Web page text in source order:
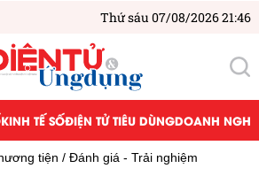
Thứ sáu 07/08/2026 21:46
KINH TẾ SỐĐIỆN TỬ TIÊU DÙNGDOANH
tiện Đánh giá - Trải nghiệm